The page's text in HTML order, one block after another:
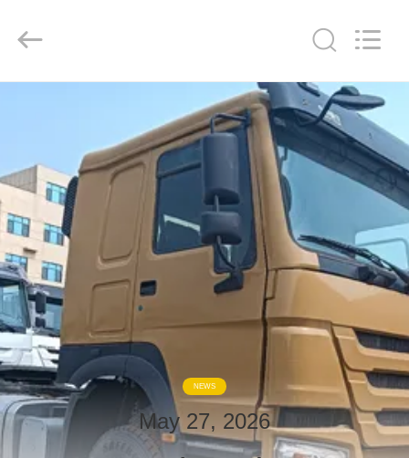
PRODUKTE
ÜBER
UNS
FABRIK-
AUSFLUG
QUALITÄTSKONTROLLE
TRETEN
LTD..
NEWS
May 27, 2026